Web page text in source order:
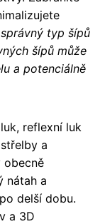
typ šípů
šípů může
a potenciálně
reflexní luk
a
obecně
nátah a
delší dobu.
a 3D